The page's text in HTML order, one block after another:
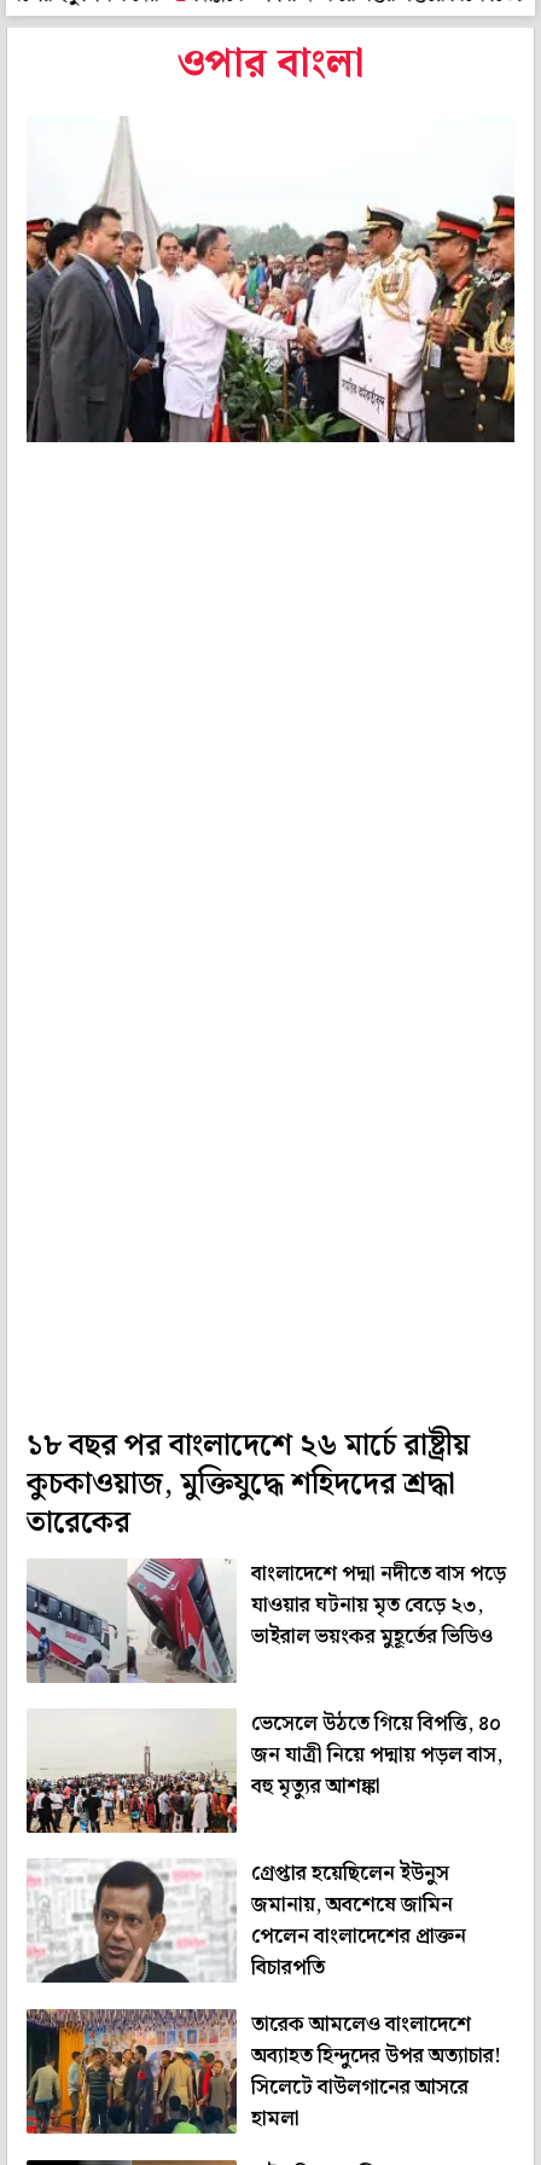
ওপার বাংলা
১৮ বছর পর বাংলাদেশে ২৬ মার্চে রাষ্ট্রীয়
কুচকাওয়াজ, মুক্তিযুদ্ধে শহিদদের শ্রদ্ধা
তারেকের
বাংলাদেশে পদ্মা নদীতে বাস পড়ে
যাওয়ার ঘটনায় মৃত বেড়ে ২৩,
ভাইরাল ভয়ংকর মুহূর্তের ভিডিও
ভেসেলে উঠতে গিয়ে বিপত্তি, ৪০
জন যাত্রী নিয়ে পদ্মায় পড়ল বাস,
বহু মৃত্যুর আশঙ্কা
গ্রেপ্তার হয়েছিলেন ইউনুস
জমানায়, অবশেষে জামিন
পেলেন বাংলাদেশের প্রাক্তন
বিচারপতি
তারেক আমলেও বাংলাদেশে
অব্যাহত হিন্দুদের উপর অত্যাচার!
সিলেটে বাউলগানের আসরে
হামলা